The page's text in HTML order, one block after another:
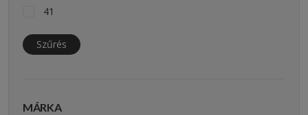
41
Szűrés
MÁRKA